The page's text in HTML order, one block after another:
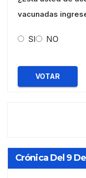
vacunadas
SI NO
VOTAR
Crónica Del 9